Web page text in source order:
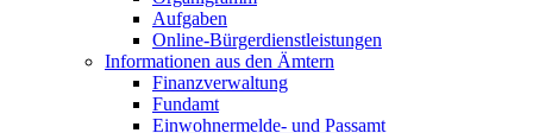
Aufgaben
Online-Bürgerdienstleistungen
Informationen aus den Ämtern
Finanzverwaltung
Fundamt
Einwohnermelde- und Passamt